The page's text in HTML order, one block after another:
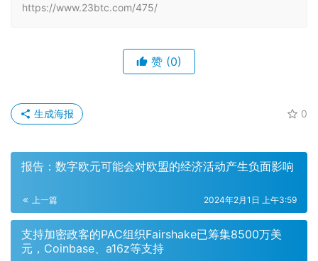
https://www.23btc.com/475/
赞 (0)
0
生成海报
报告：数字欧元可能会对欧盟的经济活动产生负面影响
上一篇 2024年2月1日 上午3:59
支持加密政客的PAC组织Fairshake已筹集8500万美
元，Coinbase、a16z等支持